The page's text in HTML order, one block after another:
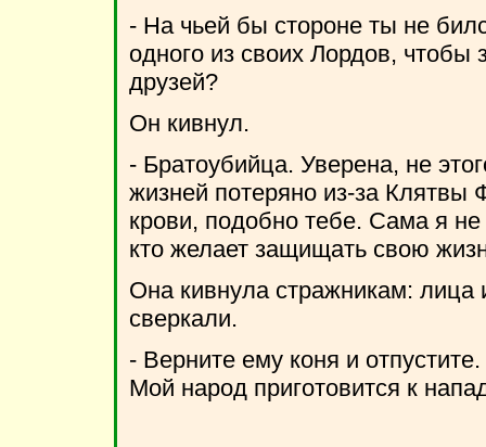
- На чьей бы стороне ты не
одного из своих Лордов, чтобы
друзей?
Он кивнул.
- Братоубийца. Уверена, не
жизней потеряно из-за Клятвы
крови, подобно тебе. Сама я
кто желает защищать свою
Она кивнула стражникам:
сверкали.
- Верните ему коня и
Мой народ приготовится к